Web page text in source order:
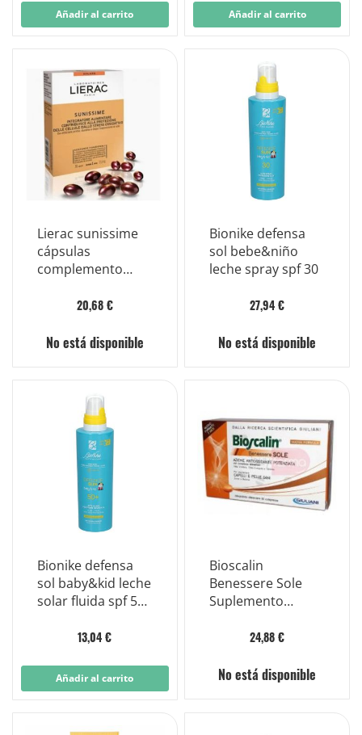
Añadir al carrito Añadir al carrito
Lierac sunissime
cápsulas
complemento
piel expuesta al
20,68 €
No está disponible
Bionike defensa
sol bebe&niño
leche spray spf 30
27,94 €
No está disponible
Bionike defensa
sol baby&kid leche
solar fluida spf 50+
13,04 €
Añadir al carrito
Bioscalin
Benessere Sole
Suplemento
Comprimidos
24,88 €
No está disponible